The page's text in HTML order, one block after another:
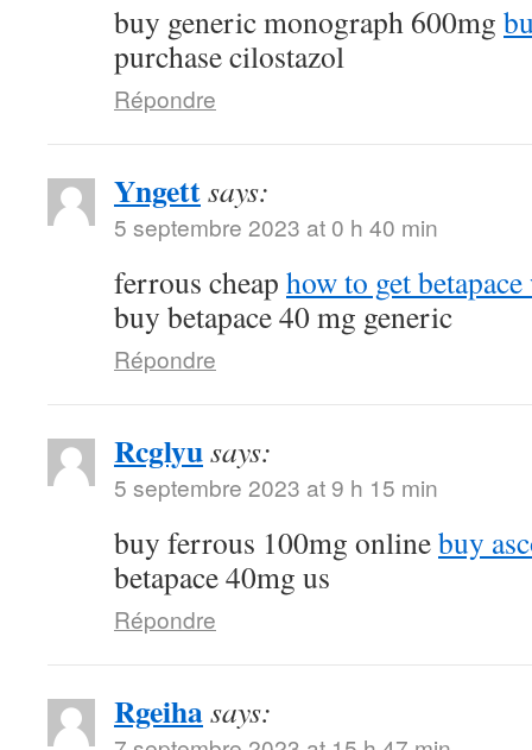
buy generic monograph 600mg
purchase cilostazol
Répondre
Yngettsays:
5 septembre 2023 at 0 h 40 min
ferrous cheap how to get
buy betapace 40 mg generic
Répondre
Rcglyusays:
5 septembre 2023 at 9 h 15 min
buy ferrous 100mg onlinebuy
betapace 40mg us
Répondre
Rgeihasays: